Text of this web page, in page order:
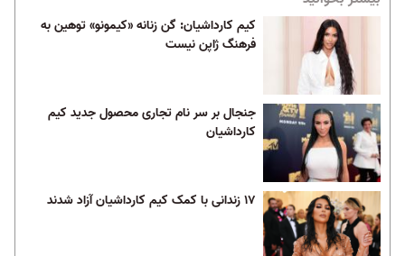
کیم کارداشیان: گن زنانه «کیمونو» توهین به
فرهنگ ژاپن نیست
جنجال بر سر نام تجاری محصول جدید کیم
کارداشیان
۱۷ زندانی با کمک کیم کارداشیان آزاد شدند